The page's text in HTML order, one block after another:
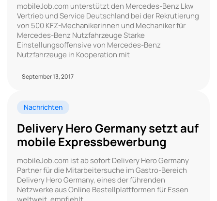
mobileJob.com unterstützt den Mercedes-Benz Lkw
Vertrieb und Service Deutschland bei der Rekrutierung
von 500 KFZ-Mechanikerinnen und Mechaniker für
Mercedes-Benz Nutzfahrzeuge Starke
Einstellungsoffensive von Mercedes-Benz
Nutzfahrzeuge in Kooperation mit
September 13, 2017
Nachrichten
Delivery Hero Germany setzt auf
mobile Expressbewerbung
mobileJob.com ist ab sofort Delivery Hero Germany
Partner für die Mitarbeitersuche im Gastro-Bereich
Delivery Hero Germany, eines der führenden
Netzwerke aus Online Bestellplattformen für Essen